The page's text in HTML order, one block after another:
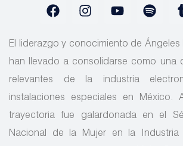
El liderazgo y conocimiento de Ángeles
han llevado a consolidarse como una
relevantes de la industria
instalaciones especiales en México.
trayectoria fue galardonada en el
Nacional de la Mujer en la Industria